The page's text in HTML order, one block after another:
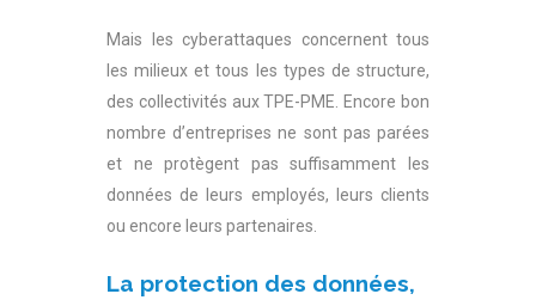
Mais les cyberattaques concernent tous
les milieux et tous les types de structure,
des collectivités aux TPE-PME. Encore bon
nombre d’entreprises ne sont pas parées
et ne protègent pas suffisamment les
données de leurs employés, leurs clients
ou encore leurs partenaires.
La protection des données,